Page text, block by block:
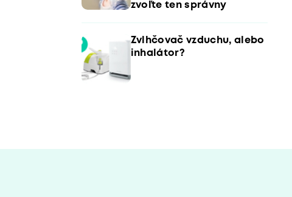
zvoľte ten správny
Zvlhčovač vzduchu, alebo
inhalátor?